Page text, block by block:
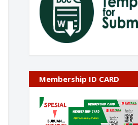
Membership ID CARD